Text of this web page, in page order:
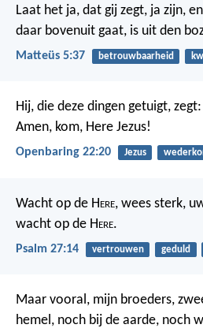
Laat het ja, dat gij zegt, ja zijn,
daar bovenuit gaat, is uit den
Matteüs 5:37 betrouwbaarheid
Hij, die deze dingen getuigt,
Amen, kom, Here Jezus!
Openbaring 22:20 Jezus
Wacht op de Here, wees sterk,
wacht op de Here.
Psalm 27:14 vertrouwen geduld
Maar vooral, mijn broeders,
hemel, noch bij de aarde, noch